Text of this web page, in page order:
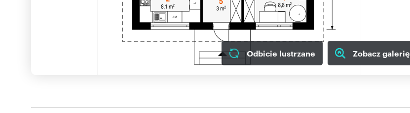
Odbicie lustrzane Zobacz galerię